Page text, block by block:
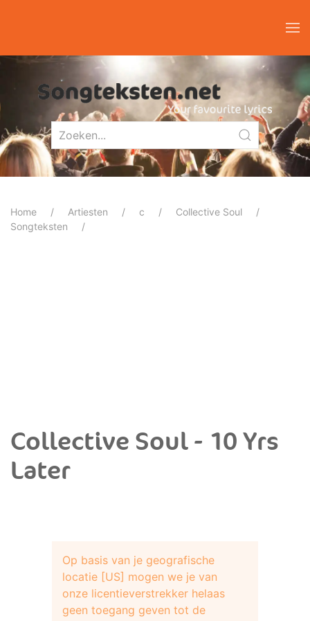
Home Artiesten c
Collective Soul
Songteksten
Collective Soul - 10 Yrs
Later
Op basis van je geografische
locatie [US] mogen we je van
onze licentieverstrekker helaas
geen toegang geven tot de